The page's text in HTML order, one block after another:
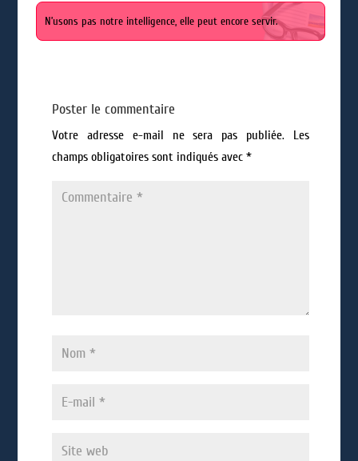
N’usons pas notre intelligence, elle peut encore servir.
Poster le commentaire
Votre adresse e-mail ne sera pas publiée.
Les
champs obligatoires sont indiqués avec *